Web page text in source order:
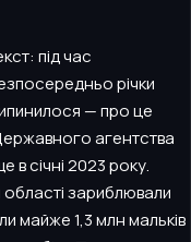
під час
річки
— про це
агентства
в січні 2023 року.
зариблювали
майже 1,3 млн мальків